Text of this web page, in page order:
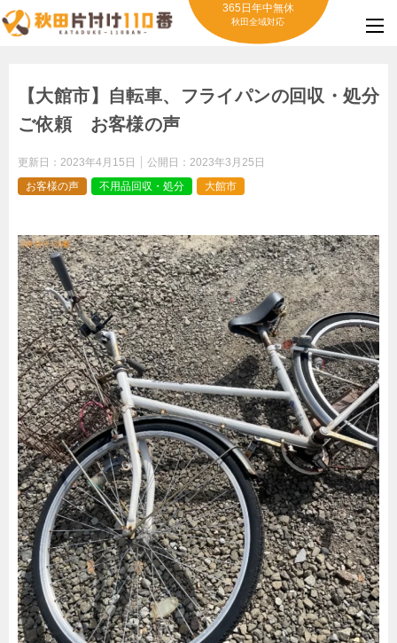
365日年中無休
秋田全域対応
【大館市】自転車、フライパンの回収・処分
ご依頼 お客様の声
更新日： 2023年4月15日 公開日： 2023年3月25日
お客様の声
不用品回収・処分 大館市